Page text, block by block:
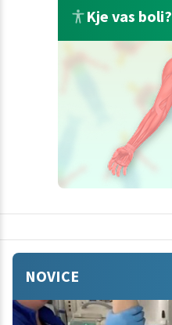
Kje vas boli?
NOVICE